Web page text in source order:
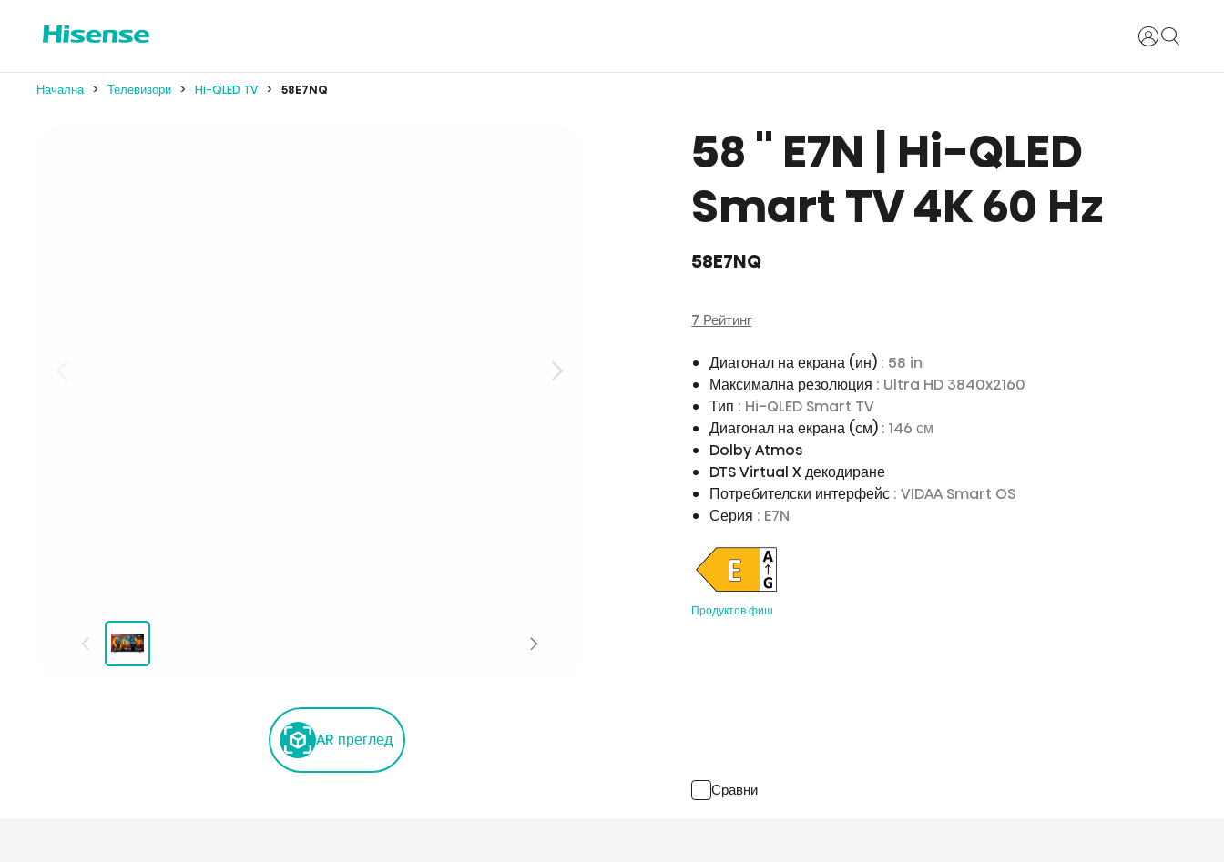
Вход
Начална Телевизори Hi-QLED TV 58E7NQ
AR преглед
58 '' E7N | Hi-QLED
Smart TV 4K 60 Hz
58E7NQ
7 Рейтинг
Диагонал на екрана (ин) : 58 in
Максимална резолюция : Ultra HD 3840x2160
Тип : Hi-QLED Smart TV
Диагонал на екрана (см) : 146 см
Dolby Atmos
DTS Virtual X декодиране
Потребителски интерфейс : VIDAA Smart OS
Серия : E7N
Продуктов фиш
Сравни